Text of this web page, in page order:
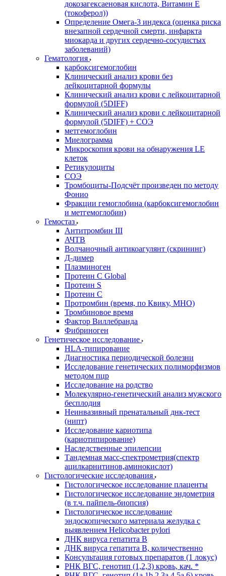
докозагексаеновая кислота, Витамин E
(токоферол))
Определение Омега-3 индекса (оценка риска
внезапной сердечной смерти, инфаркта
миокарда и других сердечно-сосудистых
заболеваний)
Гематология
карбоксигемоглобин
Клинический анализ крови без
лейкоцитарной формулы
Клинический анализ крови с лейкоцитарной
формулой (5DIFF)
Клинический анализ крови с лейкоцитарной
формулой (5DIFF) + СОЭ
метгемоглобин
Миелограмма
Микроскопия крови на обнаружения LE
клеток
Ретикулоциты
СОЭ
Тромбоциты-Подсчёт произведен по методу
Фонио
Фракции гемоглобина (карбоксигемоглобин
и метгемоглобин)
Гемостаз
Антитромбин III
АЧТВ
Волчаночный антикоагулянт (скрининг)
Д-димер
Плазминоген
Протеин C Global
Протеин S
Протеин С
Протромбин (время, по Квику, МНО)
Тромбиновое время
Фактор Виллебранда
Фибриноген
Генетическое исследование
HLA-типирование
Диагностика периодической болезни
Исследование генетических полиморфизмов
методом пцр
Исследование на родство
Молекулярно-генетический анализ мужского
бесплодия
Неинвазивный пренатальный днк-тест
(нипт)
Исследование кариотипа
(кариотипирование)
Наследственные эпилепсии
Тандемная масс-спектрометрия(спектр
ацилкарнитинов,аминокислот)
Гистологические исследования
Гистологическое исследование плаценты
Гистологическое исследование эндометрия
(в т.ч. пайпель-биопсия)
Гистологическое исследование
эндоскопического материала желудка с
выявлением Helicobacter pylori
ДНК вируса гепатита B
ДНК вируса гепатита B, количественно
Консультация готовых препаратов (1 локус)
РНК ВГC, генотип (1,2,3) кровь, кач. *